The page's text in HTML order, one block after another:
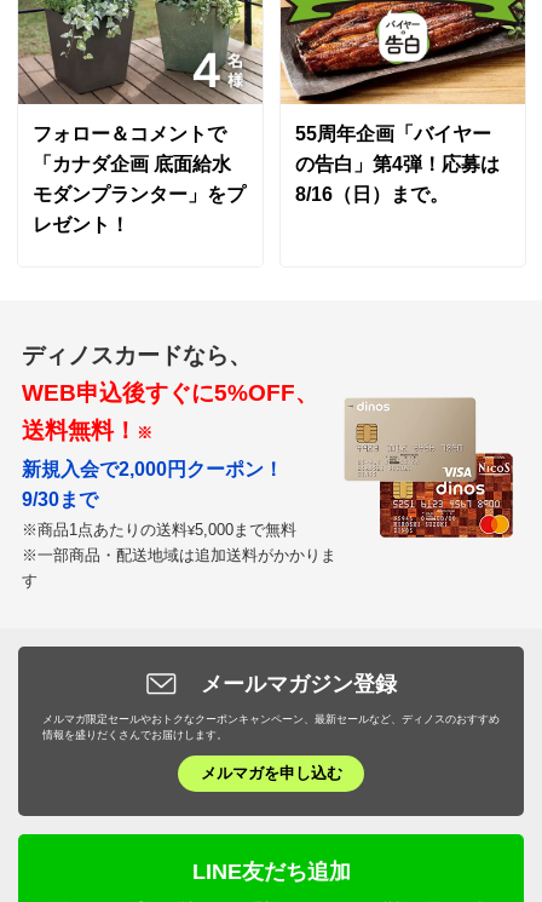
フォロー＆コメントで
「カナダ企画 底面給水
モダンプランター」をプ
レゼント！
55周年企画「バイヤー
の告白」第4弾！応募は
8/16（日）まで。
ディノスカードなら、
WEB申込後すぐに5%OFF、
送料無料！ ※
新規入会で2,000円クーポン！
9/30まで
※商品1点あたりの送料¥5,000まで無料
※一部商品・配送地域は追加送料がかかりま
す
メールマガジン登録
メルマガ限定セールやおトクなクーポンキャンペーン、最新セールなど、ディノスのおすすめ
情報を盛りだくさんでお届けします。
メルマガを申し込む
LINE友だち追加